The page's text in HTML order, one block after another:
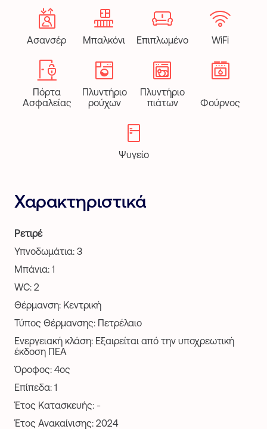
Χαρακτηριστικά
Ρετιρέ
Υπνοδωμάτια: 3
Μπάνια: 1
WC: 2
Θέρμανση: Κεντρική
Τύπος Θέρμανσης: Πετρέλαιο
Ενεργειακή κλάση: Εξαιρείται από την υποχρεωτική
έκδοση ΠΕΑ
Όροφος: 4ος
Επίπεδα: 1
Έτος Κατασκευής: -
Έτος Ανακαίνισης: 2024
Ασανσέρ Μπαλκόνι Επιπλωμένο WiFi
Πόρτα
Ασφαλείας
Πλυντήριο
ρούχων
Πλυντήριο
πιάτων
Φούρνος
Ψυγείο